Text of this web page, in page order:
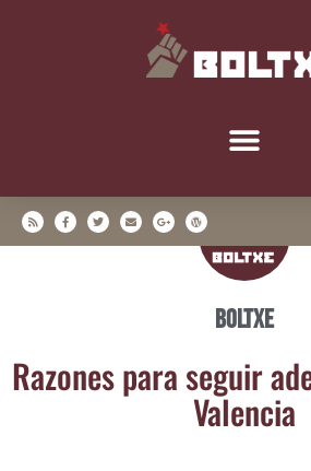
Boltxe
Razo­nes para seguir
Valencia